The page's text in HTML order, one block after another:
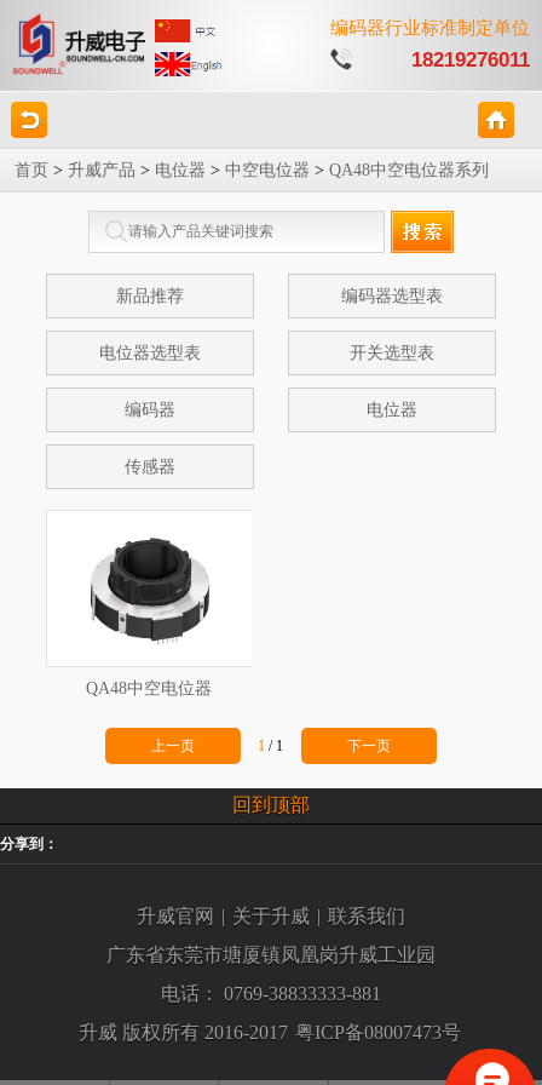
编码器行业标准制定单位
18219276011
首页 > 升威产品 > 电位器 > 中空电位器 > QA48中空电位器系列
新品推荐 编码器选型表
电位器选型表 开关选型表
编码器 电位器
传感器
QA48中空电位器
上一页 1 / 1 下一页
回到顶部
分享到：
升威官网 | 关于升威 | 联系我们
广东省东莞市塘厦镇凤凰岗升威工业园
电话： 0769-38833333-881
升威 版权所有 2016-2017 粤ICP备08007473号